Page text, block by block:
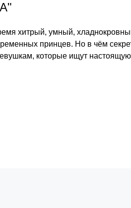
хитрый, умный,
принцев. Но в чём
которые ищут настоящую